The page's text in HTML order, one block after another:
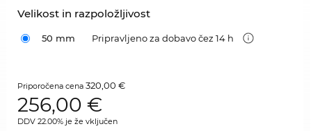
Velikost in razpoložljivost
50 mm Pripravljeno za dobavo čez 14 h
Priporočena cena320,00 €
256,00 €
DDV 22.00% je že vključen